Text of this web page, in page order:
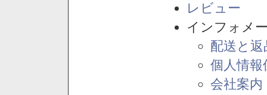
レビュー
インフォメ
配送と
個人情報
会社案内